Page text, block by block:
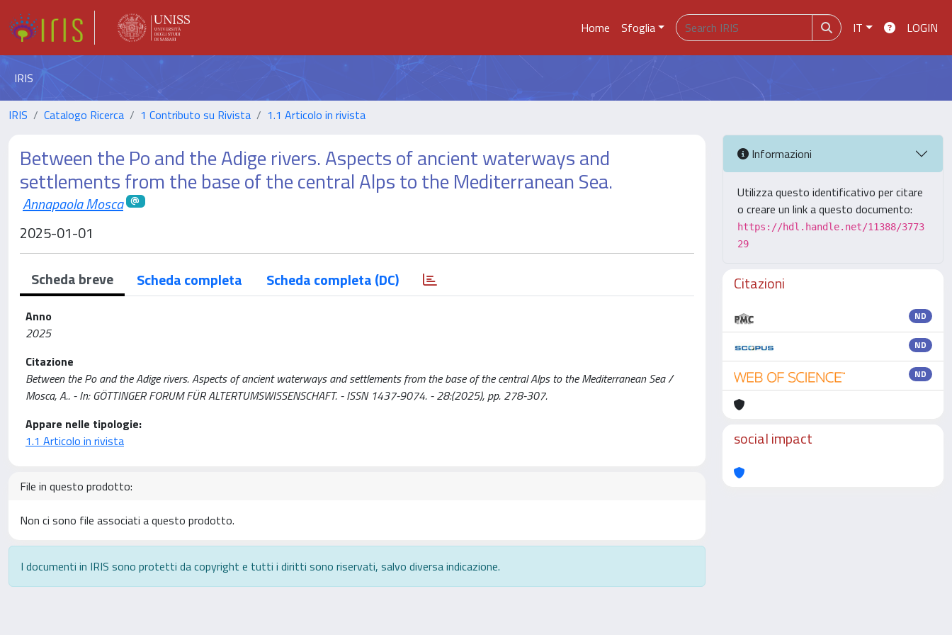
Home Sfoglia IT LOGIN
IRIS
IRIS Catalogo Ricerca 1 Contributo su Rivista 1.1 Articolo in rivista
Between the Po and the Adige rivers. Aspects of ancient waterways and
settlements from the base of the central Alps to the Mediterranean Sea.
Annapaola Mosca
2025-01-01
Scheda breve Scheda completa Scheda completa (DC)
Anno
2025
Citazione
Between the Po and the Adige rivers. Aspects of ancient waterways and settlements from the base of the central Alps to the Mediterranean Sea /
Mosca, A.. - In: GÖTTINGER FORUM FÜR ALTERTUMSWISSENSCHAFT. - ISSN 1437-9074. - 28:(2025), pp. 278-307.
Appare nelle tipologie:
1.1 Articolo in rivista
File in questo prodotto:
Non ci sono file associati a questo prodotto.
I documenti in IRIS sono protetti da copyright e tutti i diritti sono riservati, salvo diversa indicazione.
Informazioni
Utilizza questo identificativo per citare
o creare un link a questo documento:
https://hdl.handle.net/11388/3773
29
Citazioni
ND
ND
ND
social impact